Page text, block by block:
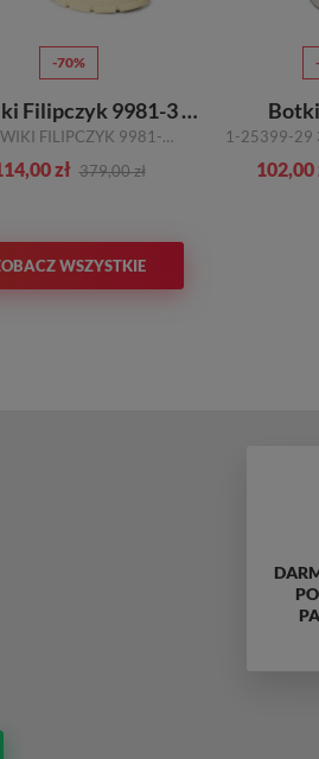
-70%
Trzewiki Filipczyk 9981-3 Brązowe
TRZEWIKI FILIPCZYK 9981-3 BRĄZOWE
zł 379,00 zł 102,00
WSZYSTKIE